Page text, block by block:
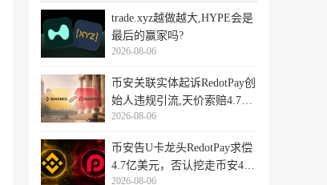
trade.xyz越做越大,HYPE会是
最后的赢家吗?
2026-08-06
币安关联实体起诉RedotPay创
始人违规引流,天价索赔4.728
亿美
2026-08-06
币安告U卡龙头RedotPay求偿
4.7亿美元，否认挖走币安47
2026-08-06